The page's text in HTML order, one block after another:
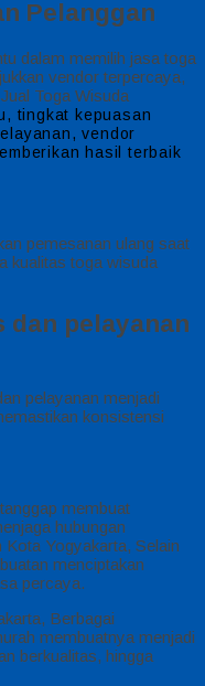
Pelanggan
dalam memilih jasa toga
vendor terpercaya,
Toga Wisuda
tingkat kepuasan
vendor
hasil terbaik
pemesanan ulang saat
kualitas toga wisuda
pelayanan
pelayanan menjadi
konsistensi
membuat
hubungan
Kota Yogyakarta, Selain
menciptakan
percaya.
Berbagai
membuatnya menjadi
berkualitas, hingga